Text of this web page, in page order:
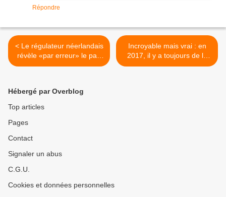
Répondre
< Le régulateur néerlandais
révèle «par erreur» le pari
baissier de Soros sur les
Incroyable mais vrai : en
2017, il y a toujours de la
glace en Arctique ! >
Hébergé par Overblog
Top articles
Pages
Contact
Signaler un abus
C.G.U.
Cookies et données personnelles